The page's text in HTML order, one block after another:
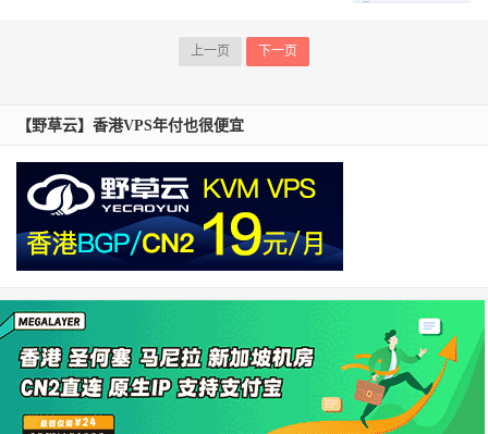
上一页 下一页
【野草云】香港VPS年付也很便宜